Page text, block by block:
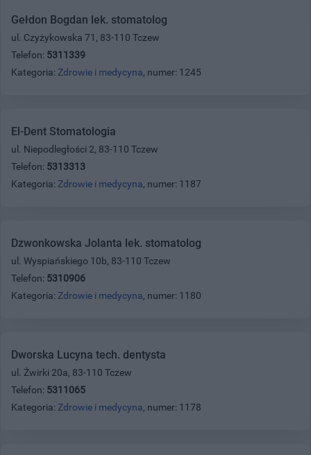
Gełdon Bogdan lek. stomatolog
ul. Czyżykowska 71, 83-110 Tczew
Telefon: 5311339
Kategoria: Zdrowie i medycyna, numer: 1245
El-Dent Stomatologia
ul. Niepodległości 2, 83-110 Tczew
Telefon: 5313313
Kategoria: Zdrowie i medycyna, numer: 1187
Dzwonkowska Jolanta lek. stomatolog
ul. Wyspiańskiego 10b, 83-110 Tczew
Telefon: 5310906
Kategoria: Zdrowie i medycyna, numer: 1180
Dworska Lucyna tech. dentysta
ul. Żwirki 20a, 83-110 Tczew
Telefon: 5311065
Kategoria: Zdrowie i medycyna, numer: 1178